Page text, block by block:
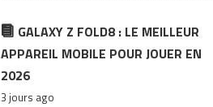
GALAXY Z FOLD8 : LE MEILLEUR
APPAREIL MOBILE POUR JOUER EN
2026
3 jours ago